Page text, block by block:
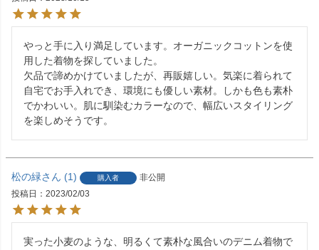
やっと手に入り満足しています。オーガニックコットンを使
用した着物を探していました。
欠品で諦めかけていましたが、再販嬉しい。気楽に着られて
自宅でお手入れでき、環境にも優しい素材。しかも色も素朴
でかわいい。肌に馴染むカラーなので、幅広いスタイリング
を楽しめそうです。
松の緑 1 購入者
非公開
投稿日
2023/02/03
実った小麦のような、明るくて素朴な風合いのデニム着物で